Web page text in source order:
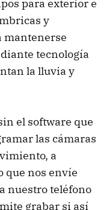
para exterior e
y
mantenerse
tecnología
la lluvia y
el software que
las cámaras
a
que nos envíe
nuestro teléfono
grabar si así